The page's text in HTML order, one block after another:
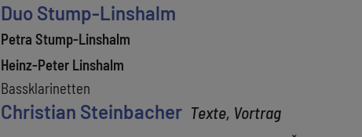
Duo Stump-Linshalm
Petra Stump-Linshalm
Heinz-Peter Linshalm
Bassklarinetten
Christian Steinbacher Texte, Vortrag